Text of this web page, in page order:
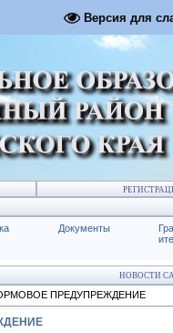
Версия для
Документы
НОВОСТИ
ПРЕДУПРЕЖДЕНИЕ